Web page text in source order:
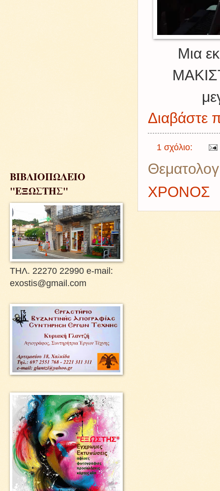
Μια
Διαβάστε
1 σχόλιο:
ΧΡΟΝΟΣ
ΒΙΒΛΙΟΠΩΛΕΙΟ
"ΕΞΩΣΤΗΣ"
ΤΗΛ. 22270 22990 e-mail:
exostis@gmail.com